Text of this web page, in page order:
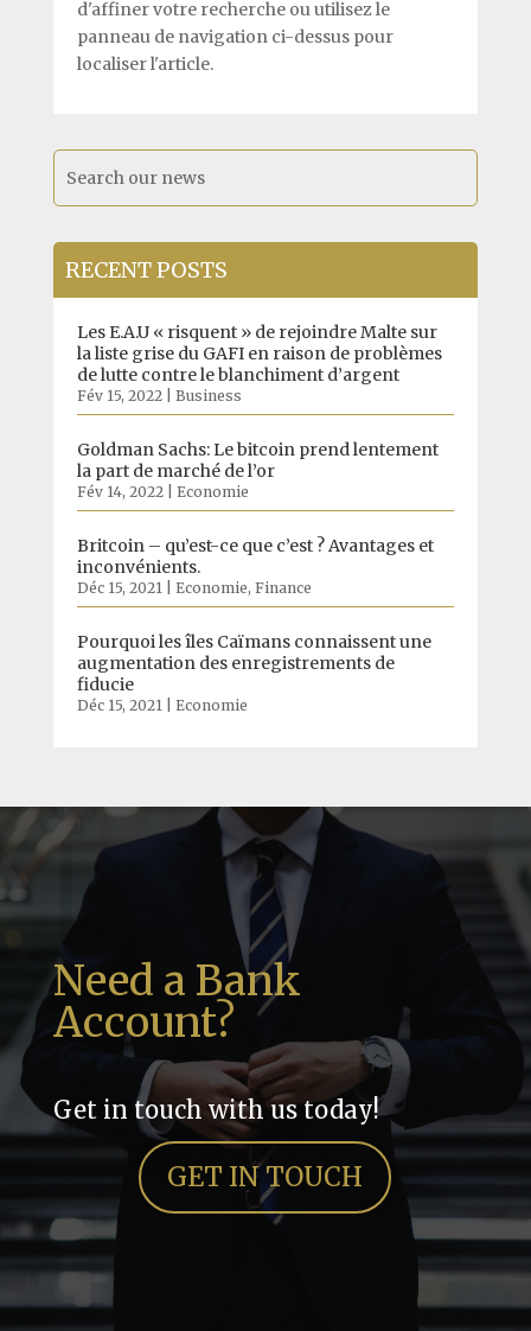
d'affiner votre recherche ou utilisez le
panneau de navigation ci-dessus pour
localiser l'article.
RECENT POSTS
Les E.A.U « risquent » de rejoindre Malte sur
la liste grise du GAFI en raison de problèmes
de lutte contre le blanchiment d’argent
Fév 15, 2022| Business
Goldman Sachs: Le bitcoin prend lentement
la part de marché de l’or
Fév 14, 2022| Economie
Britcoin – qu’est-ce que c’est ? Avantages et
inconvénients.
Déc 15, 2021| Economie, Finance
Pourquoi les îles Caïmans connaissent une
augmentation des enregistrements de
fiducie
Déc 15, 2021| Economie
Need a Bank
Account?
Get in touch with us today!
GET IN TOUCH